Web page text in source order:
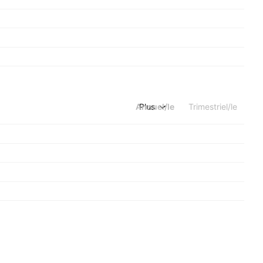
Annuel/le Trimestriel/le
Plus